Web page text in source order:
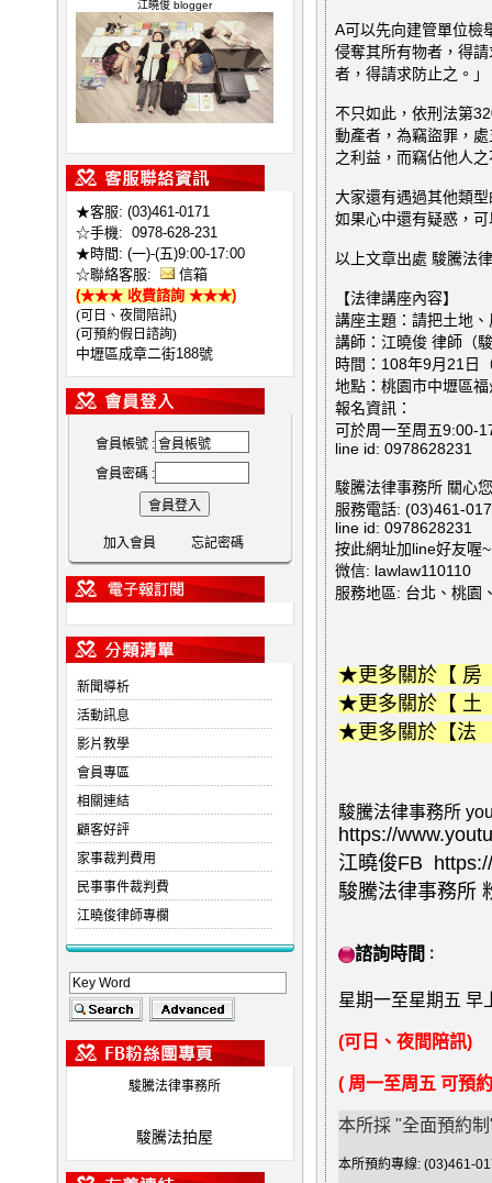
江曉俊 blogger
★客服: (03)461-0171
☆手機: 0978-628-231
★時間: (一)-(五)9:00-17:00
☆聯絡客服:
信箱
(★★★ 收費諮詢 ★★★)
(可日、夜間陪訊)
(可預約假日諮詢)
中壢區成章二街188號
會員帳號 :
會員密碼 :
加入會員 忘記密碼
新聞導析
活動訊息
影片教學
會員專區
相關連結
顧客好評
家事裁判費用
民事事件裁判費
江曉俊律師專欄
駿騰法律事務所
駿騰法拍屋
A可以先向建管單位檢
侵奪其所有物者，得
者，得請求防止之。
不只如此，依刑法第
動產者，為竊盜罪，
之利益，而竊佔他人
大家還有遇過其他類
如果心中還有疑惑，
以上文章出處 駿騰法
【法律講座內容】
講座主題：請把土地
講師：江曉俊 律師（
時間：108年9月21日
地點：桃園市中壢區
報名資訊：
可於周一至周五9:00-
line id: 0978628231
駿騰法律事務所 關心您
服務電話: (03)461-
line id: 0978628231
按此網址加line好友喔
微信: lawlaw110110
服務地區: 台北、桃園
★更多關於 【
★更多關於 【
★更多關於 【
駿騰法律事務所
https://
江曉俊FB
駿騰法律事務所
諮詢時間 ：
星期一至星期五 早
(可日、夜間陪訊)
( 周一至周五 可預
本所採 "全面預約
本所預約專線: (03)461-